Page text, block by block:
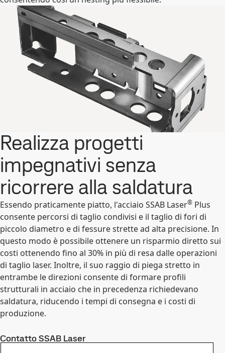
Realizza progetti
impegnativi senza
ricorrere alla saldatura
Essendo praticamente piatto, l'acciaio SSAB Laser® Plus
consente percorsi di taglio condivisi e il taglio di fori di
piccolo diametro e di fessure strette ad alta precisione. In
questo modo è possibile ottenere un risparmio diretto sui
costi ottenendo fino al 30% in più di resa dalle operazioni
di taglio laser. Inoltre, il suo raggio di piega stretto in
entrambe le direzioni consente di formare profili
strutturali in acciaio che in precedenza richiedevano
saldatura, riducendo i tempi di consegna e i costi di
produzione.
Contatto SSAB Laser